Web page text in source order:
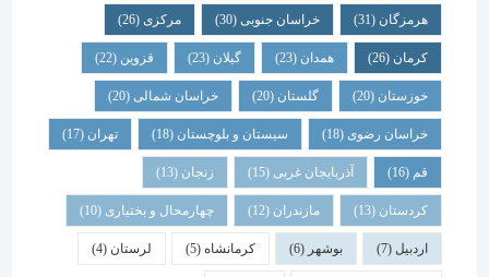
هرمزگان(31) خراسان جنوبی(30) مرکزی (26)
همدان گیلان قزوین
خوزستان(20) گلستان (20) خراسان شمالی(20)
خراسان رضوی(18) سیستان و بلوچستان(18) تهران
آذربایجان غربی(15) زنجان
کردستان(13) مازندران(12) چهارمحال و بختیاری (10)
بوشهر کرمانشاه(5) لرستان (4)